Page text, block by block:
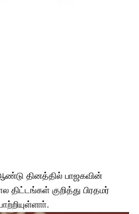
தினத்தில் பாஜகவின்
திட்டங்கள் குறித்து பிரதமர்